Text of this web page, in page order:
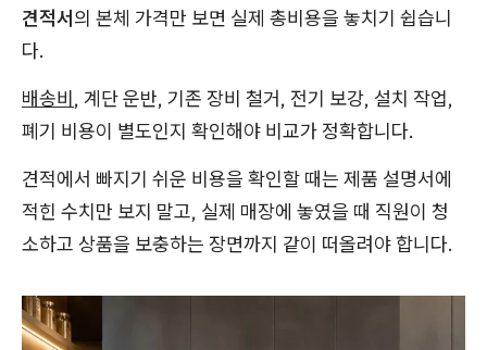
견적서의 본체 가격만 보면 실제 총비용을 놓치기 쉽습니
다.
배송비, 계단 운반, 기존 장비 철거, 전기 보강, 설치 작업,
폐기 비용이 별도인지 확인해야 비교가 정확합니다.
견적에서 빠지기 쉬운 비용을 확인할 때는 제품 설명서에
적힌 수치만 보지 말고, 실제 매장에 놓였을 때 직원이 청
소하고 상품을 보충하는 장면까지 같이 떠올려야 합니다.